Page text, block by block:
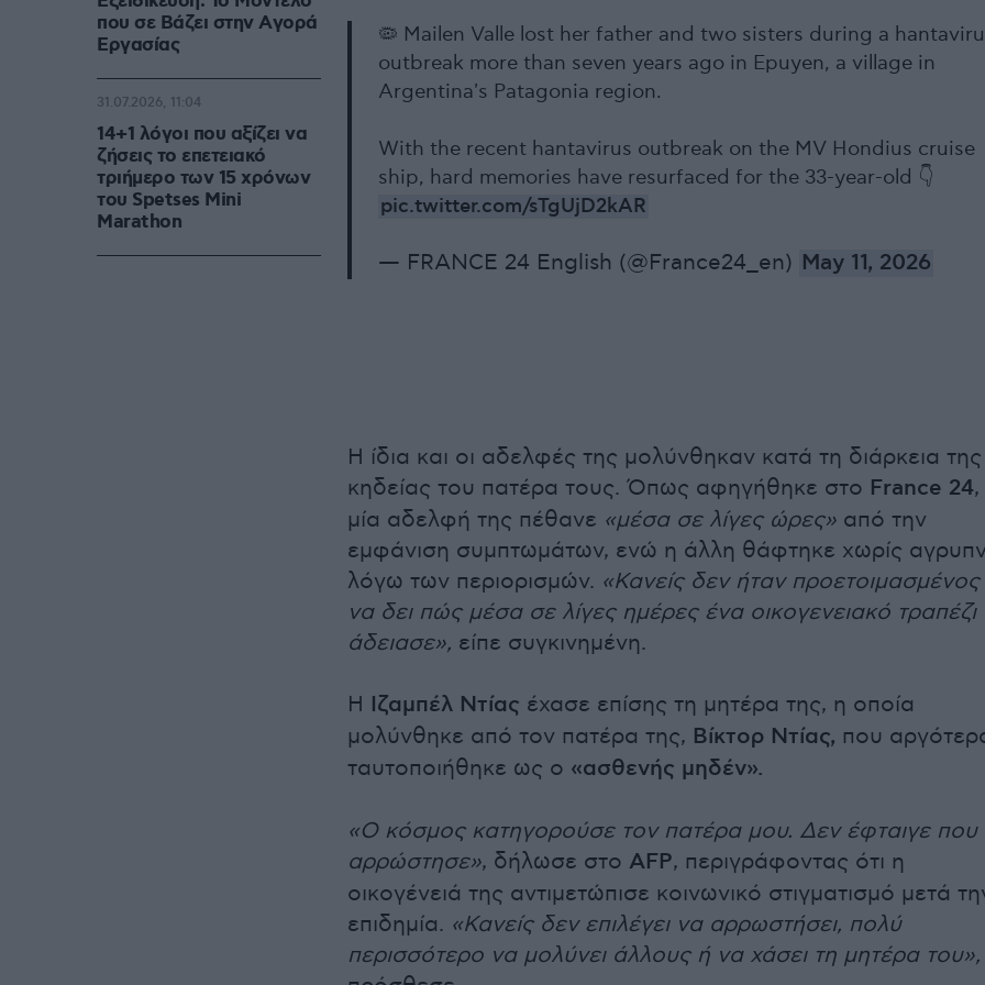
🦠 Mailen Valle lost her father and two sisters during a
outbreak more than seven years ago in Epuyen, a village in
Argentina's Patagonia region.
With the recent hantavirus outbreak on the MV Hondius cruise
ship, hard memories have resurfaced for the 33-year-old 👇
pic.twitter.com/sTgUjD2kAR
— FRANCE 24 English (@France24_en) May 11, 2026
Η ίδια και οι αδελφές της μολύνθηκαν κατά τη διάρκεια της
κηδείας του πατέρα τους. Όπως αφηγήθηκε στο France 24
μία αδελφή της πέθανε «μέσα σε λίγες ώρες» από την
εμφάνιση συμπτωμάτων, ενώ η άλλη θάφτηκε χωρίς
λόγω των περιορισμών. «Κανείς δεν ήταν προετοιμασμένος
να δει πώς μέσα σε λίγες ημέρες ένα οικογενειακό τραπέζι
άδειασε», είπε συγκινημένη.
Η Ιζαμπέλ Ντίας έχασε επίσης τη μητέρα της, η οποία
μολύνθηκε από τον πατέρα της, Βίκτορ Ντίας, που
ταυτοποιήθηκε ως ο «ασθενής μηδέν».
«Ο κόσμος κατηγορούσε τον πατέρα μου. Δεν έφταιγε που
αρρώστησε», δήλωσε στο AFP, περιγράφοντας ότι η
οικογένειά της αντιμετώπισε κοινωνικό στιγματισμό μετά
επιδημία. «Κανείς δεν επιλέγει να αρρωστήσει, πολύ
περισσότερο να μολύνει άλλους ή να χάσει τη μητέρα του»,
που σε Bάζει στην Aγορά
Eργασίας
14+1 λόγοι που αξίζει να
ζήσεις το επετειακό
τριήμερο των 15 χρόνων
του Spetses Mini
Marathon
31.07.2026, 11:04